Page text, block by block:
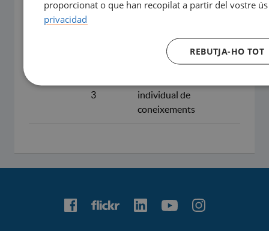
(10%)
Qüestionari Cas
Integrat (10%)
3
individual de
coneixements
proporcionat o que han recopilat a partir del vostre ús
privacidad
REBUTJA-HO TOT